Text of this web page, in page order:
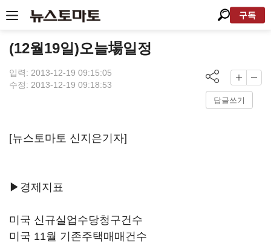
구독
(12월19일)오늘場일정
입력: 2013-12-19 09:15:05
수정: 2013-12-19 09:18:53
답글쓰기
[뉴스토마토 신지은기자]
▶경제지표
미국 신규실업수당청구건수
미국 11월 기존주택매매건수